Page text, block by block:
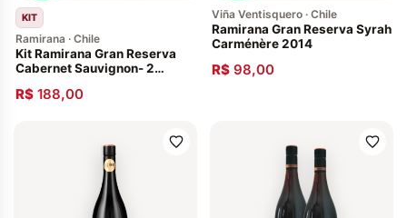
KIT
Ramirana · Chile
Kit Ramirana Gran Reserva
Cabernet Sauvignon- 2
R$ 188,00
Viña Ventisquero · Chile
Ramirana Gran Reserva Syrah
Carménère 2014
R$ 98,00